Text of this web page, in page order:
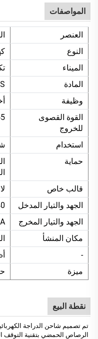
المواصفات
العنصر
النوع
الميناء
المادة
وظيفة
القوة القصوى
للخروج
65
استخدام
حماية
قالب خاص
لا
الجهد والتيار المدخل
الجهد والتيار المخرج
مكان المنشأ
-
أньهوي
ميزة
نقطة البيع
الرصاص الحمضي بتقنية التوقف